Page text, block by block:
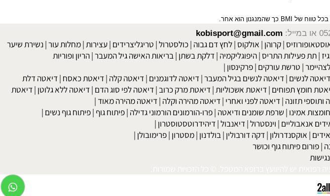
טווח שלBMIכך שהמנגנון הוא אחר.
או במייל:kobisport@gmail.com
|קרוהן|אולקוס|לחץ דם גבוה|כולסטרול|טריגליצרידים|עצירות|מחלות עור
תת פעילות התריס|היפוגליקמיה|
|טרשת עורקים|פרקינסון|
לנשים|דיאטה לנשים בגיל המעבר |דיאטה לדוגמנים |דיאטה קלה|דיאטת כאסח|דיאטה דלת
חומץ תפוחים|דיאטת אשכוליות |דיאטת מרק כרוב| דיאטה לפי סוג הדם|
תזונה|דיאטה לפני ואחרי|דיאטה מהירה וקלה|דיאטה מהירה מאוד|
אמינו|שרפת שומנים ודיאטה| פרו-הורמונים הורמוני גדילה
אנאבוליים|וינסטרול|דיאנבול| דיהידרוטסטוסטרון|
|אוקסנדרולון|דקה דורבולין
פיתוח גוף וכושר
יש להיוועץ ברופא המטפל. © כל הזכויות שמורות.